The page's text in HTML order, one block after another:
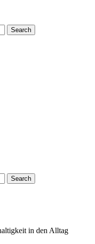
Search
Search
in den Alltag